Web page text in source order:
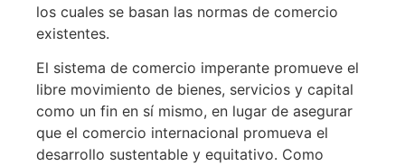
los cuales se basan las normas de comercio
existentes.
El sistema de comercio imperante promueve el
libre movimiento de bienes, servicios y capital
como un fin en sí mismo, en lugar de asegurar
que el comercio internacional promueva el
desarrollo sustentable y equitativo. Como